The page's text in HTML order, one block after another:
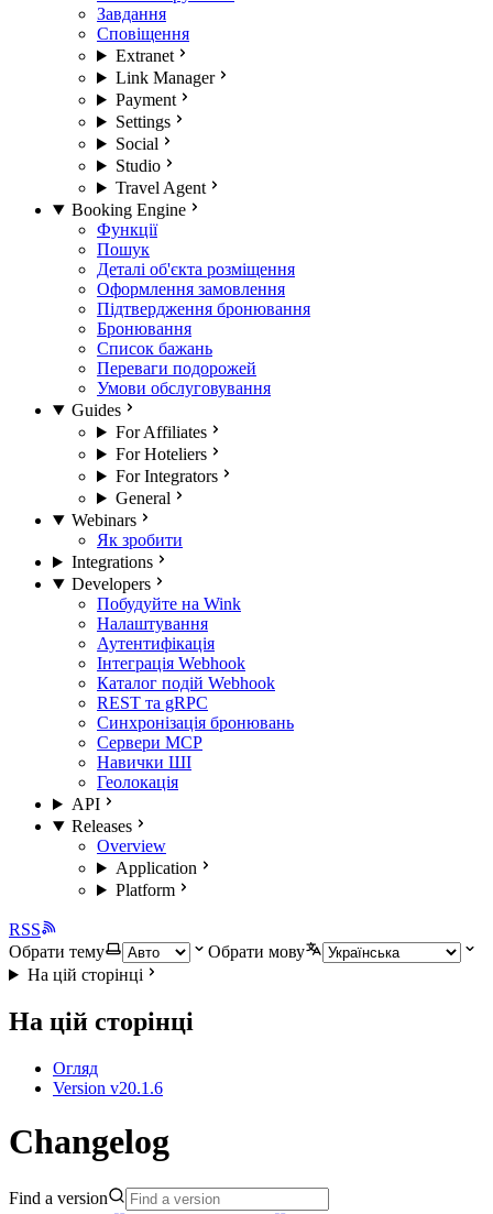
Завдання
Сповіщення
Extranet
Link Manager
Payment
Settings
Social
Studio
Travel Agent
Booking Engine
Функції
Пошук
Деталі об'єкта розміщення
Оформлення замовлення
Підтвердження бронювання
Бронювання
Список бажань
Переваги подорожей
Умови обслуговування
Guides
For Affiliates
For Hoteliers
For Integrators
General
Webinars
Як зробити
Integrations
Developers
Побудуйте на Wink
Налаштування
Аутентифікація
Інтеграція Webhook
Каталог подій Webhook
REST та gRPC
Синхронізація бронювань
Сервери MCP
Навички ШІ
Геолокація
API
Releases
Overview
Application
Platform
RSS
Обрати тему
Обрати мову
На цій сторінці
На цій сторінці
Огляд
Version v20.1.6
Changelog
Find a version